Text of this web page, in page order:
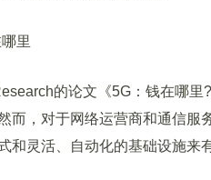
里
的论文《5G：钱在哪里?
而，对于网络运营商和通信
和灵活、自动化的基础设施来